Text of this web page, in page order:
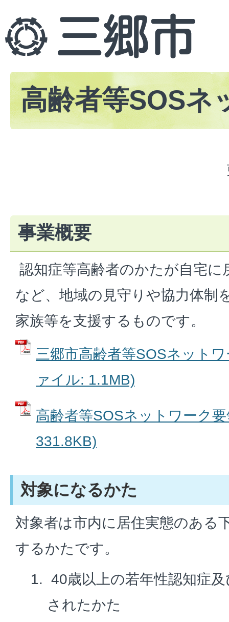
高齢者等SOSネ
事業概要
認知症等高齢者のかたが自宅
など、地域の見守りや協力体制
家族等を支援するものです。
三郷市高齢者等SOSネット
ァイル: 1.1MB)
高齢者等SOSネットワーク
331.8KB)
対象になるかた
対象者は市内に居住実態のある
するかたです。
40歳以上の若年性認知症
されたかた